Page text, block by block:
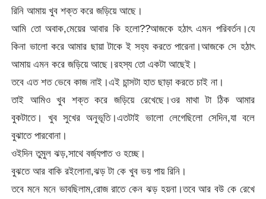
রিনি আমায় খুব শক্ত করে জড়িয়ে আছে।
আমি তো অবাক,মেয়ের আবার কি হলো??আজকে হঠাৎ এমন পরিবর্তন।যে
কিনা ভালো করে আমার ছায়া টাকে ই সহ্য করতে পারেনা।আজকে সে হঠাৎ
আমায় এমন করে জড়িয়ে আছে।রহস্য তো একটা আছেই।
তবে এত শত ভেবে কাজ নাই।এই চান্সটা হাত ছাড়া করতে চাই না।
তাই আমিও খুব শক্ত করে জড়িয়ে রেখেছে।ওর মাথা টা ঠিক আমার
বুকটাতে। খুব সুখের অনুভূতি।এতটাই ভালো লেগেছিলো সেদিন,যা বলে
বুঝাতে পারবোনা।
ওইদিন তুমুল ঝড়,সাথে বর্জ্যপাত ও হচ্ছে।
বুঝতে আর বাকি রইলোনা,ঝড় টা কে খুব ভয় পায় রিনি।
তবে মনে মনে ভাবছিলাম,রোজ রাতে কেন ঝড় হয়না।তবে আর বউ কে রেখে